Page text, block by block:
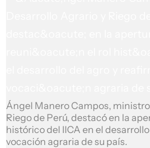
Ángel Manero Campos,
Riego de Perú, destacó en la
histórico del IICA en el
vocación agraria de su país.